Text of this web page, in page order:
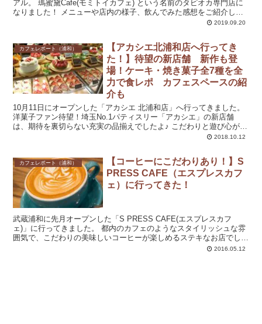
アル。 瑪蜜黛Cafe(モミトイカフェ) という名前のタピオカ専門店に
なりました！ メニューや店内の様子、飲んでみた感想をご紹介しま
2019.09.20
カフェレポート（浦和）
【アカシエ北浦和店へ行ってき
た！】待望の新店舗 新作も登
場！ケーキ・焼き菓子全7種を全
力で食レポ カフェスペースの紹
介も
10月11日にオープンした「アカシエ 北浦和店」へ行ってきました。
洋菓子ファン待望！埼玉No.1パティスリー「アカシエ」の新店舗
は、期待を裏切らない充実の品揃えでしたよ♪ こだわりと遊び心がみ
2018.10.12
カフェレポート（浦和）
【コーヒーにこだわりあり！】S
PRESS CAFE（エスプレスカフ
ェ）に行ってきた！
武蔵浦和に先月オープンした「S PRESS CAFE(エスプレスカフ
ェ)」に行ってきました。 都内のカフェのようなスタイリッシュな雰
囲気で、こだわりの美味しいコーヒーが楽しめるステキなお店でした
2016.05.12